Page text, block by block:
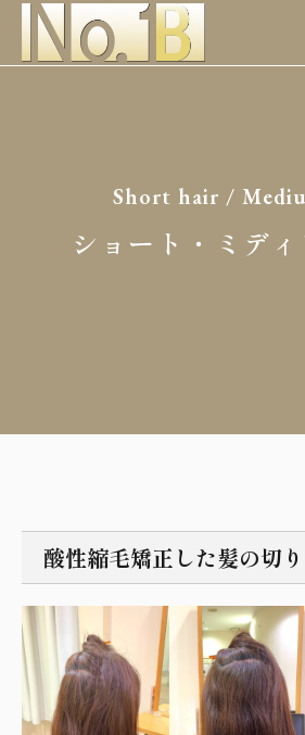
Short hair /
ショート・ミデ
酸性縮毛矯正した髪の切